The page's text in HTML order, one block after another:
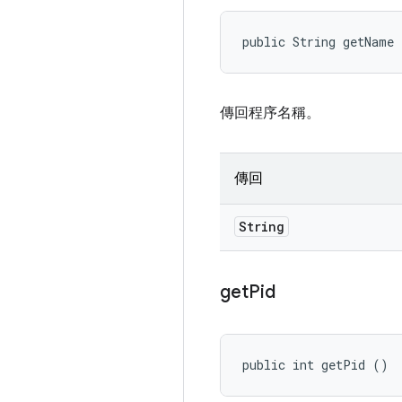
public String
傳回程序名稱。
傳回
String
getPid
public int getPid ()